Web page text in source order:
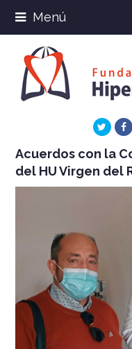
Menú
Twitter
Acuerdos con la
del HU Virgen del